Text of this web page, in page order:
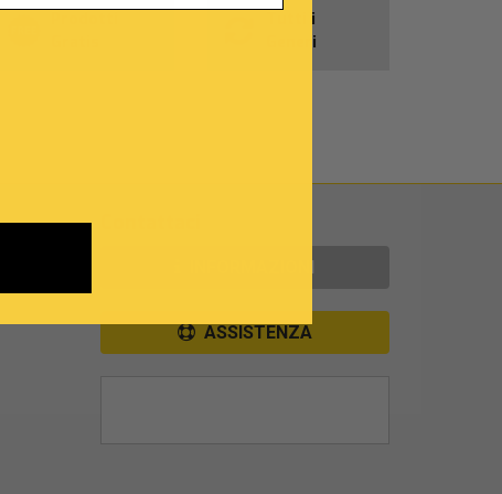
Tutti i
Generi
INFORMAZIONI
ASSISTENZA